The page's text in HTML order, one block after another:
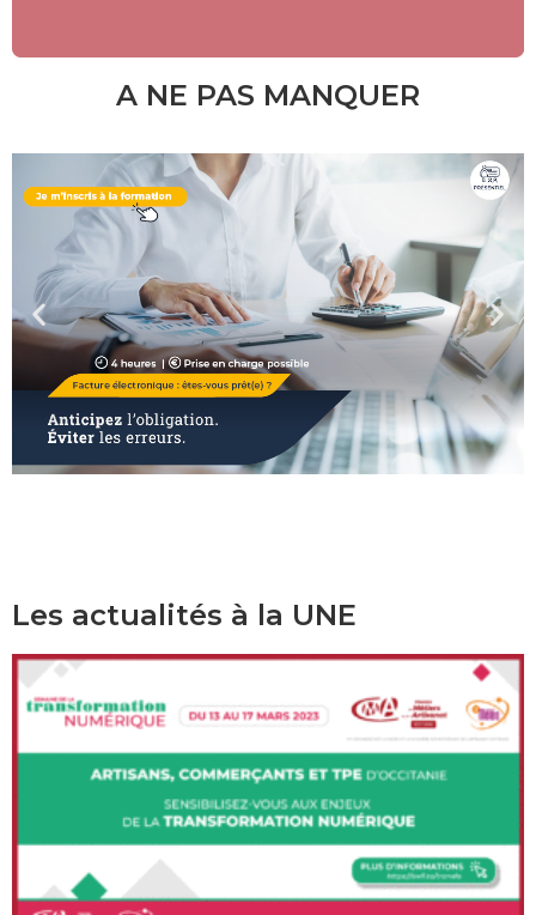
A NE PAS MANQUER
Les actualités à la UNE